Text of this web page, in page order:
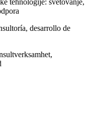
desarrollo de